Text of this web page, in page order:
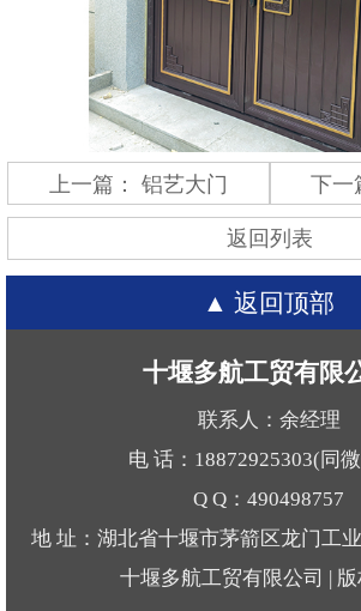
上一篇： 铝艺大门 下
返回列表
返回顶部
十堰多航工贸有限
联系人：余经理
电 话：18872925303(同
Q Q：490498757
地 址：湖北省十堰市茅箭区龙门工
十堰多航工贸有限公司 |